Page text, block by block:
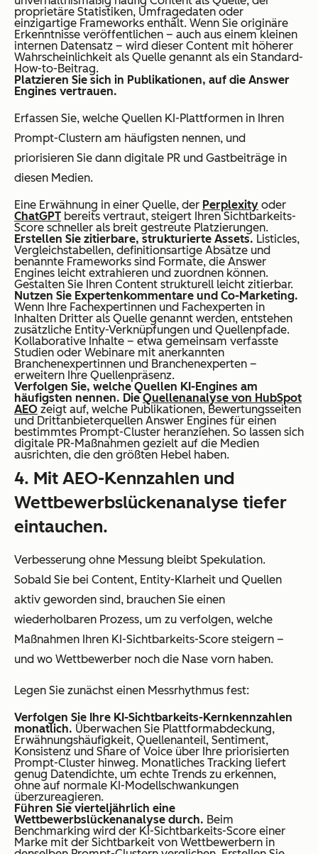
proprietäre Statistiken, Umfragedaten oder
einzigartige Frameworks enthält. Wenn Sie originäre
Erkenntnisse veröffentlichen – auch aus einem kleinen
internen Datensatz – wird dieser Content mit höherer
Wahrscheinlichkeit als Quelle genannt als ein Standard-
How-to-Beitrag.
Platzieren Sie sich in Publikationen, auf die Answer
Engines vertrauen.
Erfassen Sie, welche Quellen KI-Plattformen in Ihren
Prompt-Clustern am häufigsten nennen, und
priorisieren Sie dann digitale PR und Gastbeiträge in
diesen Medien.
Eine Erwähnung in einer Quelle, der Perplexity oder
ChatGPT bereits vertraut, steigert Ihren Sichtbarkeits-
Score schneller als breit gestreute Platzierungen.
Erstellen Sie zitierbare, strukturierte Assets. Listicles,
Vergleichstabellen, definitionsartige Absätze und
benannte Frameworks sind Formate, die Answer
Engines leicht extrahieren und zuordnen können.
Gestalten Sie Ihren Content strukturell leicht zitierbar.
Nutzen Sie Expertenkommentare und Co-Marketing.
Wenn Ihre Fachexpertinnen und Fachexperten in
Inhalten Dritter als Quelle genannt werden, entstehen
zusätzliche Entity-Verknüpfungen und Quellenpfade.
Kollaborative Inhalte – etwa gemeinsam verfasste
Studien oder Webinare mit anerkannten
Branchenexpertinnen und Branchenexperten –
erweitern Ihre Quellenpräsenz.
Verfolgen Sie, welche Quellen KI-Engines am
häufigsten nennen. Die Quellenanalyse von HubSpot
AEO zeigt auf, welche Publikationen, Bewertungsseiten
und Drittanbieterquellen Answer Engines für einen
bestimmtes Prompt-Cluster heranziehen. So lassen sich
digitale PR-Maßnahmen gezielt auf die Medien
ausrichten, die den größten Hebel haben.
4. Mit AEO-Kennzahlen und
Wettbewerbslückenanalyse tiefer
eintauchen.
Verbesserung ohne Messung bleibt Spekulation.
Sobald Sie bei Content, Entity-Klarheit und Quellen
aktiv geworden sind, brauchen Sie einen
wiederholbaren Prozess, um zu verfolgen, welche
Maßnahmen Ihren KI-Sichtbarkeits-Score steigern –
und wo Wettbewerber noch die Nase vorn haben.
Legen Sie zunächst einen Messrhythmus fest:
Verfolgen Sie Ihre KI-Sichtbarkeits-Kernkennzahlen
monatlich. Überwachen Sie Plattformabdeckung,
Erwähnungshäufigkeit, Quellenanteil, Sentiment,
Konsistenz und Share of Voice über Ihre priorisierten
Prompt-Cluster hinweg. Monatliches Tracking liefert
genug Datendichte, um echte Trends zu erkennen,
ohne auf normale KI-Modellschwankungen
überzureagieren.
Führen Sie vierteljährlich eine
Wettbewerbslückenanalyse durch. Beim
Benchmarking wird der KI-Sichtbarkeits-Score einer
Marke mit der Sichtbarkeit von Wettbewerbern in